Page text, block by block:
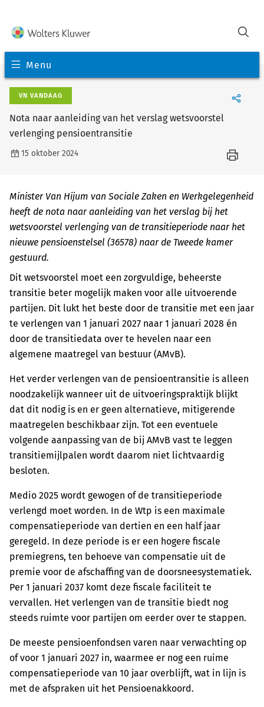
Menu
VN VANDAAG
Nota naar aanleiding van het verslag wetsvoorstel
verlenging pensioentransitie
15 oktober 2024
Minister Van Hijum van Sociale Zaken en Werkgelegenheid
heeft de nota naar aanleiding van het verslag bij het
wetsvoorstel verlenging van de transitieperiode naar het
nieuwe pensioenstelsel (36578) naar de Tweede kamer
gestuurd.
Dit wetsvoorstel moet een zorgvuldige, beheerste
transitie beter mogelijk maken voor alle uitvoerende
partijen. Dit lukt het beste door de transitie met een jaar
te verlengen van 1 januari 2027 naar 1 januari 2028 én
door de transitiedata over te hevelen naar een
algemene maatregel van bestuur (AMvB).
Het verder verlengen van de pensioentransitie is alleen
noodzakelijk wanneer uit de uitvoeringspraktijk blijkt
dat dit nodig is en er geen alternatieve, mitigerende
maatregelen beschikbaar zijn. Tot een eventuele
volgende aanpassing van de bij AMvB vast te leggen
transitiemijlpalen wordt daarom niet lichtvaardig
besloten.
Medio 2025 wordt gewogen of de transitieperiode
verlengd moet worden. In de Wtp is een maximale
compensatieperiode van dertien en een half jaar
geregeld. In deze periode is er een hogere fiscale
premiegrens, ten behoeve van compensatie uit de
premie voor de afschaffing van de doorsneesystematiek.
Per 1 januari 2037 komt deze fiscale faciliteit te
vervallen. Het verlengen van de transitie biedt nog
steeds ruimte voor partijen om eerder over te stappen.
De meeste pensioenfondsen varen naar verwachting op
of voor 1 januari 2027 in, waarmee er nog een ruime
compensatieperiode van 10 jaar overblijft, wat in lijn is
met de afspraken uit het Pensioenakkoord.